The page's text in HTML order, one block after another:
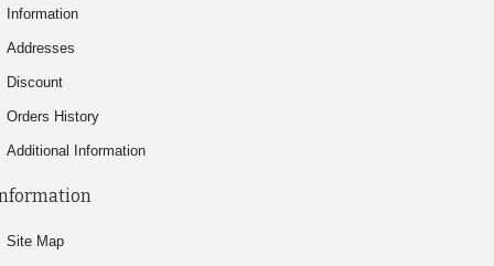
Information
Addresses
Discount
Orders History
Additional Information
Site Map